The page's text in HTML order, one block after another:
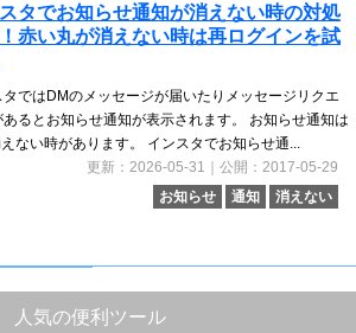
タでお知らせ通知が消えない時の対処
赤い丸が消えない時は再ログインを試
タではDMのメッセージが届いたりメッセージリクエ
あるとお知らせ通知が表示されます。 お知らせ通知は
ない時があります。 インスタでお知らせ通...
更新：2026-05-31｜公開：2017-05-29
お知らせ
通知 消えない
人気の便利ツール